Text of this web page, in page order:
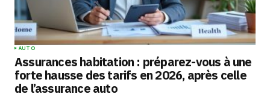
AUTO
Assurances habitation : préparez-vous à une
forte hausse des tarifs en 2026, après celle
de l’assurance auto